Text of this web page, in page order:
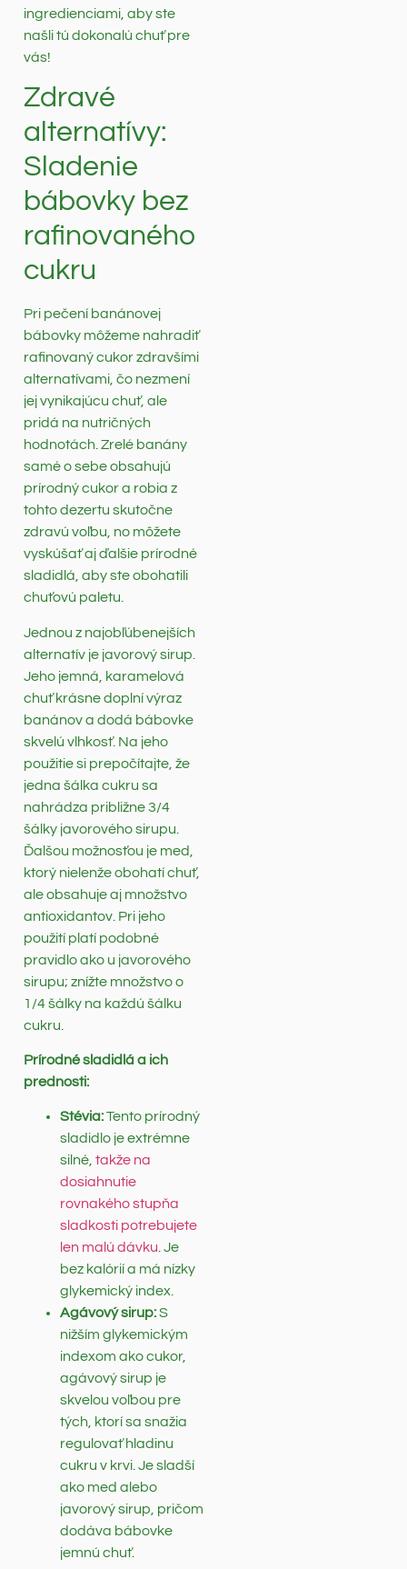
ingredienciami, aby ste
našli tú dokonalú chuť pre
vás!
Zdravé
alternatívy:
Sladenie
bábovky bez
rafinovaného
cukru
Pri pečení banánovej
bábovky môžeme nahradiť
rafinovaný cukor zdravšími
alternatívami, čo nezmení
jej vynikajúcu chuť, ale
pridá na nutričných
hodnotách. Zrelé banány
samé o sebe obsahujú
prírodný cukor a robia z
tohto dezertu skutočne
zdravú voľbu, no môžete
vyskúšať aj ďalšie prírodné
sladidlá, aby ste obohatili
chuťovú paletu.
Jednou z najobľúbenejších
alternatív je javorový sirup.
Jeho jemná, karamelová
chuť krásne doplní výraz
banánov a dodá bábovke
skvelú vlhkosť. Na jeho
použitie si prepočítajte, že
jedna šálka cukru sa
nahrádza približne 3/4
šálky javorového sirupu.
Ďalšou možnosťou je med,
ktorý nielenže obohatí chuť,
ale obsahuje aj množstvo
antioxidantov. Pri jeho
použití platí podobné
pravidlo ako u javorového
sirupu; znížte množstvo o
1/4 šálky na každú šálku
cukru.
Prírodné sladidlá a ich
prednosti:
Stévia:Tento prírodný
sladidlo je extrémne
silné, takže na
dosiahnutie
rovnakého stupňa
sladkosti potrebujete
len malú dávku. Je
bez kalórií a má nízky
glykemický index.
Agávový sirup:S
nižším glykemickým
indexom ako cukor,
agávový sirup je
skvelou voľbou pre
tých, ktorí sa snažia
regulovať hladinu
cukru v krvi. Je sladší
ako med alebo
javorový sirup, pričom
dodáva bábovke
jemnú chuť.